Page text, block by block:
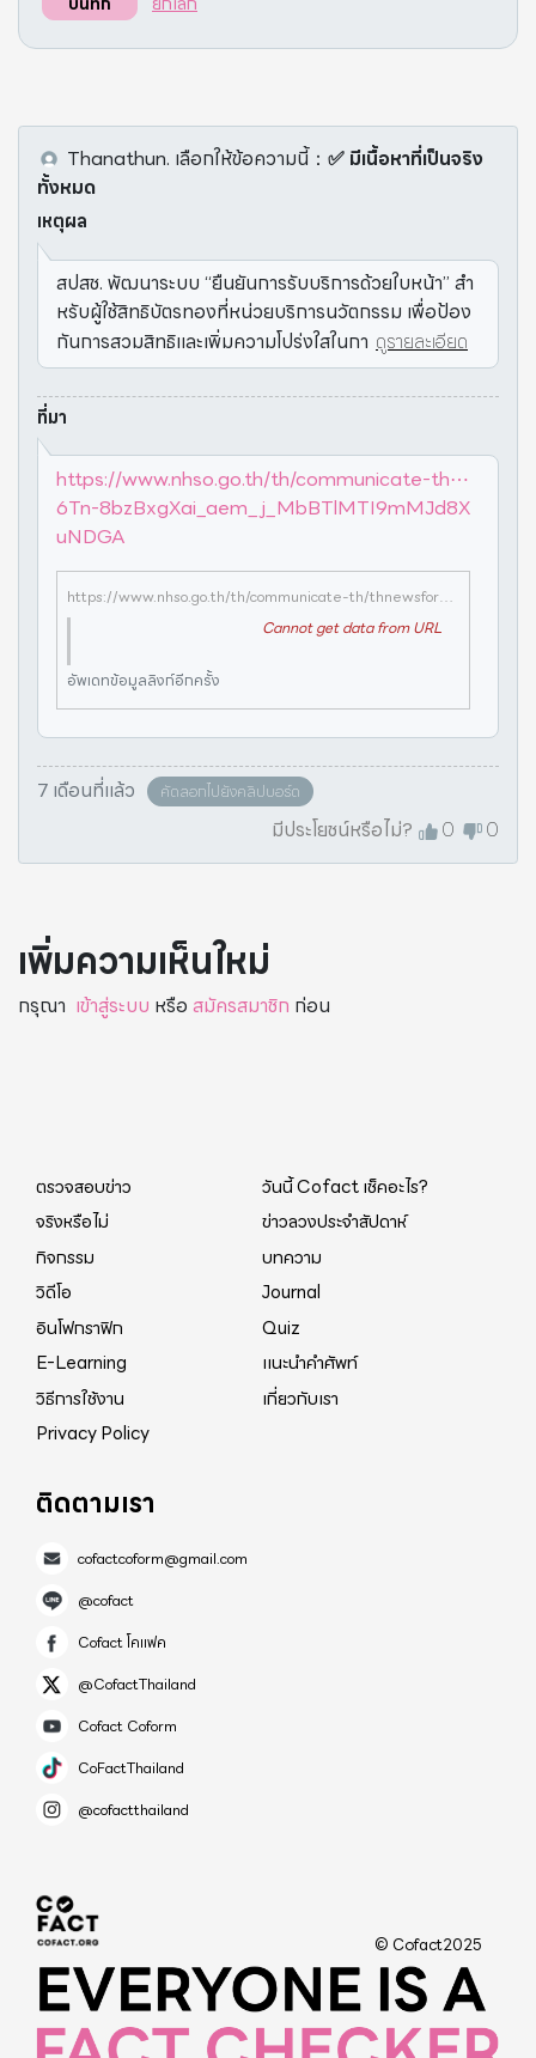
Thanathun. เลือกให้ข้อความนี้： ✅ มีเนื้อหาที่เป็นจริง
ทั้งหมด
เหตุผล
สปสช. พัฒนาระบบ “ยืนยันการรับบริการด้วยใบหน้า” สำ
หรับผู้ใช้สิทธิบัตรทองที่หน่วยบริการนวัตกรรม เพื่อป้อง
กันการสวมสิทธิและเพิ่มความโปร่งใสในกา ดูรายละเอียด
ที่มา
https://www.nhso.go.th/th/communicate-th⋯
6Tn-8bzBxgXai_aem_j_MbBTlMTI9mMJd8X
uNDGA
https://www.nhso.go.th/th/communicate-th/thnewsforperson/12-71?fbclid=IwY2xjawPR1yBleHRuA2FlbQIxMABicmlkETF1d0NkT1VwbXVOTzJMSUpwc3J0YwZhcHBfaWQQMjIyMDM5MTc4ODIwMDg5MgABHtDciZ_FX2-BKm-gU6PflzeCk1jsFhumsjGdp4v3NAHDcbw6Tn-8bzBxgXai_aem_j_MbBTlMTI9mMJd8XuNDGA
Cannot get data from URL
อัพเดทข้อมูลลิงก์อีกครั้ง
7 เดือนที่แล้ว คัดลอกไปยังคลิปบอร์ด
มีประโยชน์หรือไม่? 0 0
เพิ่มความเห็นใหม่
กรุณา เข้าสู่ระบบ หรือ สมัครสมาชิก ก่อน
ตรวจสอบข่าว
วันนี้ Cofact เช็คอะไร?
จริงหรือไม่
ข่าวลวงประจำสัปดาห์
กิจกรรม
บทความ
วิดีโอ
Journal
อินโฟกราฟิก
Quiz
E-Learning
แนะนำคำศัพท์
วิธีการใช้งาน
เกี่ยวกับเรา
Privacy Policy
ติดตามเรา
cofactcoform@gmail.com
@cofact
Cofact โคแฟค
@CofactThailand
Cofact Coform
CoFactThailand
@cofactthailand
© Cofact2025